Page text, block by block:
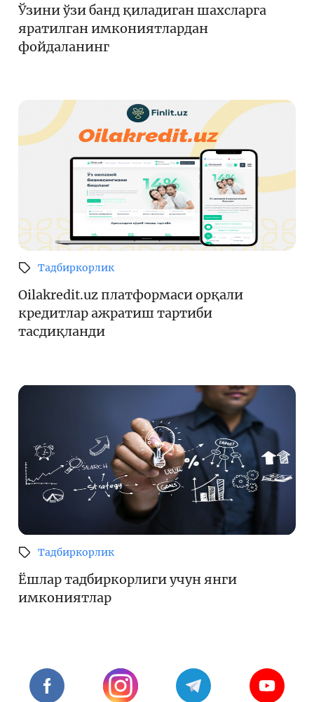
Ўзини ўзи банд қиладиган шахсларга
яратилган имкониятлардан
фойдаланинг
Тадбиркорлик
Oilakredit.uz платформаси орқали
кредитлар ажратиш тартиби
тасдиқланди
Тадбиркорлик
Ёшлар тадбиркорлиги учун янги
имкониятлар